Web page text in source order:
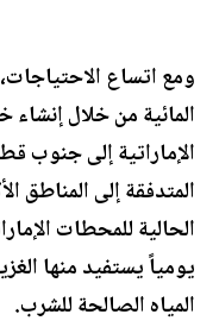
ومع اتساع
المائية من خلال
الإماراتية إلى جنوب
المتدفقة إلى المناطق
يومياً يستفيد منها
المياه الصالحة للشرب.